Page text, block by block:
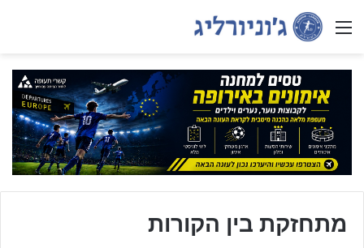
Menu
מתחזקת בין הקורות